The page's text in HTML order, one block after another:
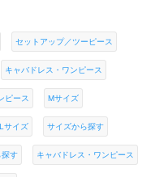
セットアップ／ツーピース
キャバドレス・ワンピース
ピース Mサイズ
Lサイズ サイズから探す
探す キャバドレス・ワンピース